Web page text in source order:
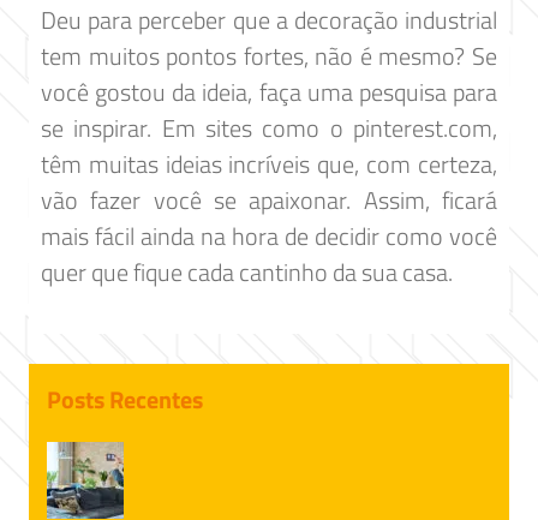
Deu para perceber que a decoração industrial
tem muitos pontos fortes, não é mesmo? Se
você gostou da ideia, faça uma pesquisa para
se inspirar. Em sites como o pinterest.com,
têm muitas ideias incríveis que, com certeza,
vão fazer você se apaixonar. Assim, ficará
mais fácil ainda na hora de decidir como você
quer que fique cada cantinho da sua casa.
Posts Recentes